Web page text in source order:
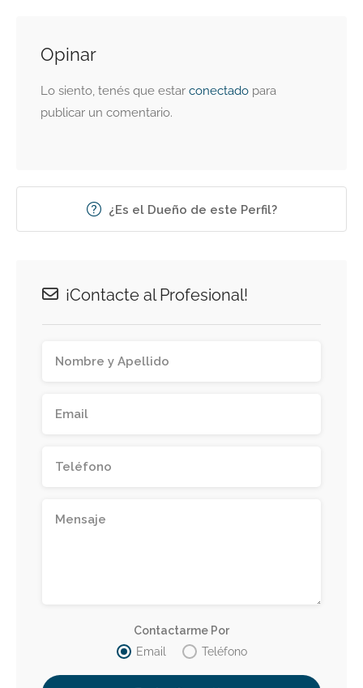
Opinar
Lo siento, tenés que estar conectado para
publicar un comentario.
¿Es el Dueño de este Perfil?
¡Contacte al Profesional!
Contactarme Por
Email
Teléfono